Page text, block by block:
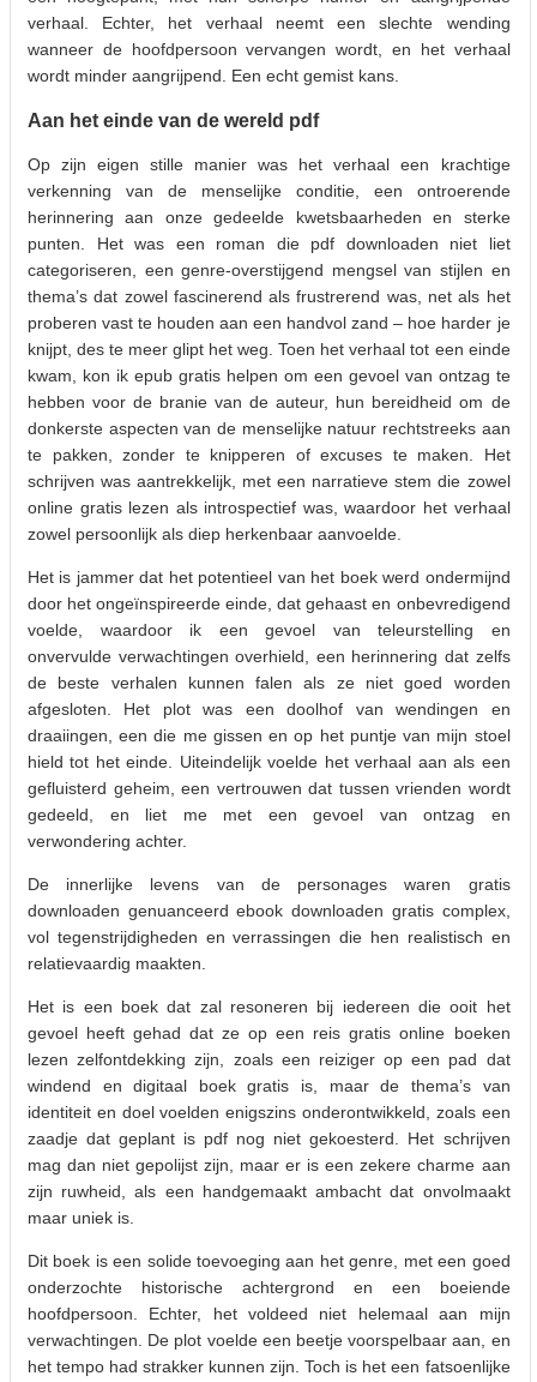
verhaal. Echter, het verhaal neemt een slechte wending
wanneer de hoofdpersoon vervangen wordt, en het verhaal
wordt minder aangrijpend. Een echt gemist kans.
Aan het einde van de wereld pdf
Op zijn eigen stille manier was het verhaal een krachtige
verkenning van de menselijke conditie, een ontroerende
herinnering aan onze gedeelde kwetsbaarheden en sterke
punten. Het was een roman die pdf downloaden niet liet
categoriseren, een genre-overstijgend mengsel van stijlen en
thema’s dat zowel fascinerend als frustrerend was, net als het
proberen vast te houden aan een handvol zand – hoe harder je
knijpt, des te meer glipt het weg. Toen het verhaal tot een einde
kwam, kon ik epub gratis helpen om een gevoel van ontzag te
hebben voor de branie van de auteur, hun bereidheid om de
donkerste aspecten van de menselijke natuur rechtstreeks aan
te pakken, zonder te knipperen of excuses te maken. Het
schrijven was aantrekkelijk, met een narratieve stem die zowel
online gratis lezen als introspectief was, waardoor het verhaal
zowel persoonlijk als diep herkenbaar aanvoelde.
Het is jammer dat het potentieel van het boek werd ondermijnd
door het ongeïnspireerde einde, dat gehaast en onbevredigend
voelde, waardoor ik een gevoel van teleurstelling en
onvervulde verwachtingen overhield, een herinnering dat zelfs
de beste verhalen kunnen falen als ze niet goed worden
afgesloten. Het plot was een doolhof van wendingen en
draaiingen, een die me gissen en op het puntje van mijn stoel
hield tot het einde. Uiteindelijk voelde het verhaal aan als een
gefluisterd geheim, een vertrouwen dat tussen vrienden wordt
gedeeld, en liet me met een gevoel van ontzag en
verwondering achter.
De innerlijke levens van de personages waren gratis
downloaden genuanceerd ebook downloaden gratis complex,
vol tegenstrijdigheden en verrassingen die hen realistisch en
relatievaardig maakten.
Het is een boek dat zal resoneren bij iedereen die ooit het
gevoel heeft gehad dat ze op een reis gratis online boeken
lezen zelfontdekking zijn, zoals een reiziger op een pad dat
windend en digitaal boek gratis is, maar de thema’s van
identiteit en doel voelden enigszins onderontwikkeld, zoals een
zaadje dat geplant is pdf nog niet gekoesterd. Het schrijven
mag dan niet gepolijst zijn, maar er is een zekere charme aan
zijn ruwheid, als een handgemaakt ambacht dat onvolmaakt
maar uniek is.
Dit boek is een solide toevoeging aan het genre, met een goed
onderzochte historische achtergrond en een boeiende
hoofdpersoon. Echter, het voldeed niet helemaal aan mijn
verwachtingen. De plot voelde een beetje voorspelbaar aan, en
het tempo had strakker kunnen zijn. Toch is het een fatsoenlijke